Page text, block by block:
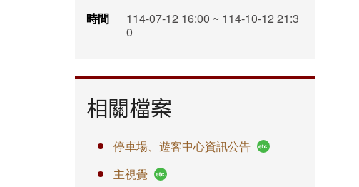
時間
114-07-12 16:00 ~ 114-10-12 21:3
0
相關檔案
停車場、遊客中心資訊公告
主視覺